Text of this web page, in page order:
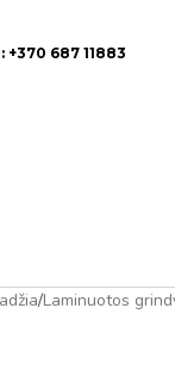
687 11883
/Laminuotos